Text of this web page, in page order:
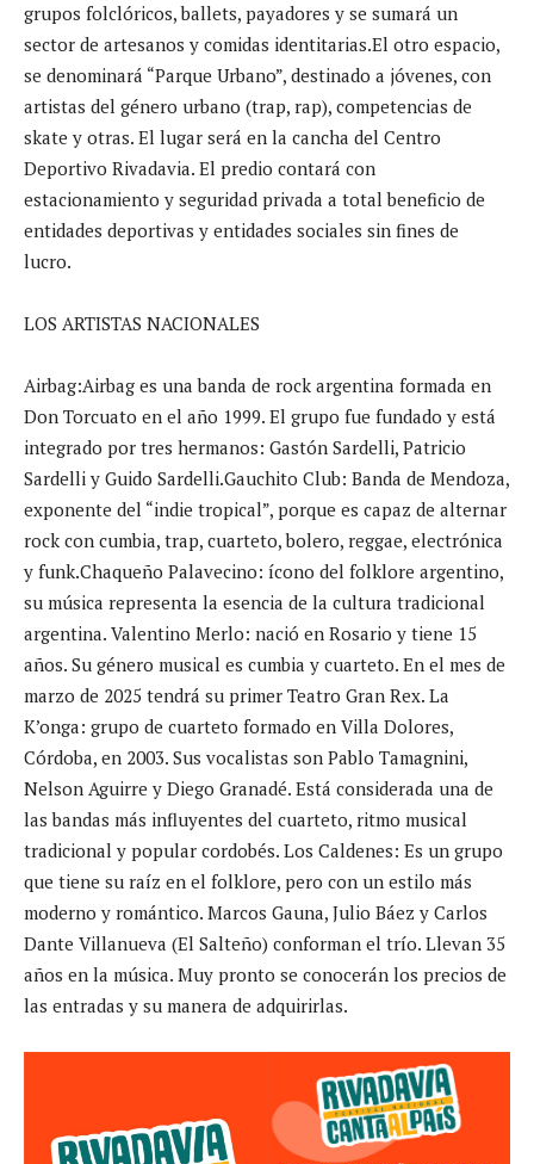
grupos folclóricos, ballets, payadores y se sumará un
sector de artesanos y comidas identitarias.El otro espacio,
se denominará “Parque Urbano”, destinado a jóvenes, con
artistas del género urbano (trap, rap), competencias de
skate y otras. El lugar será en la cancha del Centro
Deportivo Rivadavia. El predio contará con
estacionamiento y seguridad privada a total beneficio de
entidades deportivas y entidades sociales sin fines de
lucro.
LOS ARTISTAS NACIONALES
Airbag:Airbag es una banda de rock argentina formada en
Don Torcuato en el año 1999. El grupo fue fundado y está
integrado por tres hermanos: Gastón Sardelli, Patricio
Sardelli y Guido Sardelli.Gauchito Club: Banda de Mendoza,
exponente del “indie tropical”, porque es capaz de alternar
rock con cumbia, trap, cuarteto, bolero, reggae, electrónica
y funk.Chaqueño Palavecino: ícono del folklore argentino,
su música representa la esencia de la cultura tradicional
argentina. Valentino Merlo: nació en Rosario y tiene 15
años. Su género musical es cumbia y cuarteto. En el mes de
marzo de 2025 tendrá su primer Teatro Gran Rex. La
K’onga: grupo de cuarteto formado en Villa Dolores,
Córdoba, en 2003. Sus vocalistas son Pablo Tamagnini,
Nelson Aguirre y Diego Granadé. Está considerada una de
las bandas más influyentes del cuarteto, ritmo musical
tradicional y popular cordobés. Los Caldenes: Es un grupo
que tiene su raíz en el folklore, pero con un estilo más
moderno y romántico. Marcos Gauna, Julio Báez y Carlos
Dante Villanueva (El Salteño) conforman el trío. Llevan 35
años en la música. Muy pronto se conocerán los precios de
las entradas y su manera de adquirirlas.